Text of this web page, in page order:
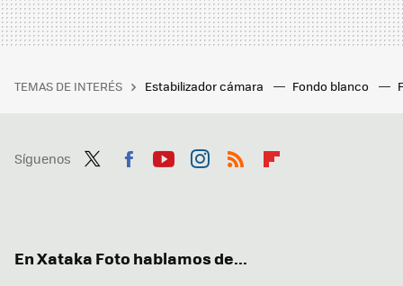
TEMAS DE INTERÉS Estabilizador cámara Fondo blanco
Síguenos
En Xataka Foto hablamos de...